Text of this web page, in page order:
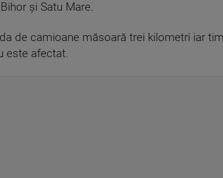
şi Satu Mare.
de camioane măsoară trei kilometri iar
este afectat.